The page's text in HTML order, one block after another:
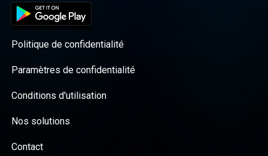
Politique de confidentialité
Paramètres de confidentialité
Conditions d'utilisation
Nos solutions
Contact